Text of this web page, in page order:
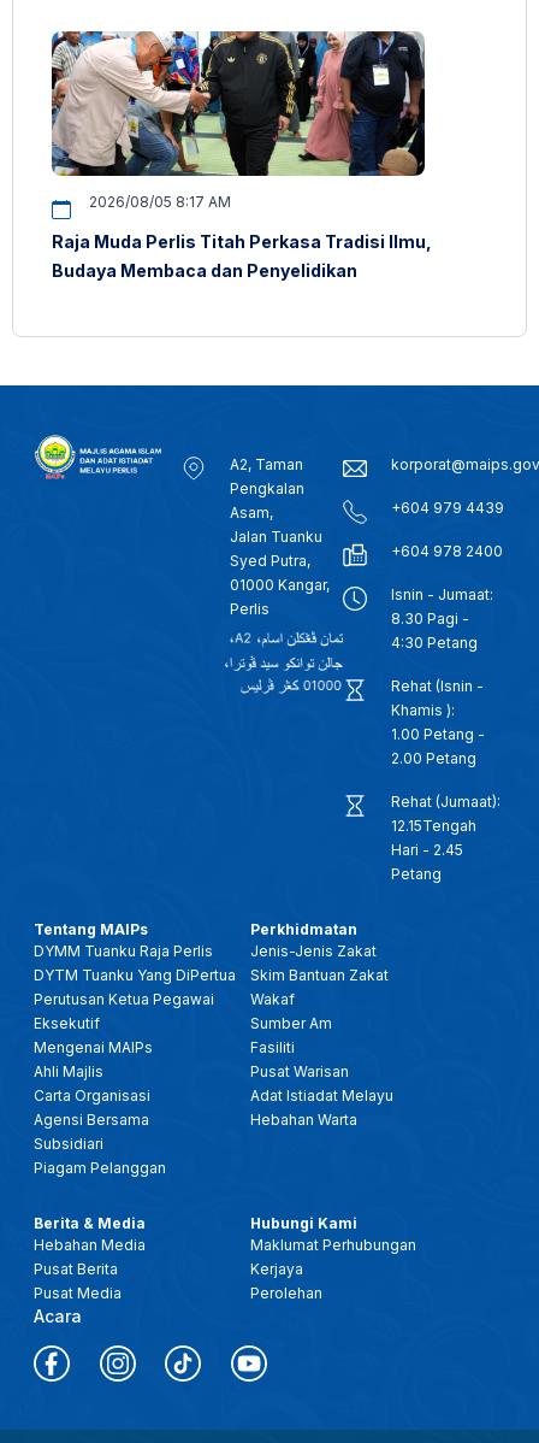
2026/08/05 8:17 AM
Raja Muda Perlis Titah Perkasa Tradisi Ilmu,
Budaya Membaca dan Penyelidikan
A2, Taman
Pengkalan
Asam,
Jalan Tuanku
Syed Putra,
01000 Kangar,
Perlis
+604 979 4439
+604 978 2400
Isnin - Jumaat:
8.30 Pagi -
4:30 Petang
Rehat (Isnin -
Khamis ):
1.00 Petang -
2.00 Petang
Rehat (Jumaat):
12.15Tengah
Hari - 2.45
Petang
Tentang MAIPs
DYMM Tuanku Raja Perlis
DYTM Tuanku Yang DiPertua
Perutusan Ketua Pegawai
Eksekutif
Mengenai MAIPs
Ahli Majlis
Carta Organisasi
Agensi Bersama
Subsidiari
Piagam Pelanggan
Perkhidmatan
Jenis-Jenis Zakat
Skim Bantuan Zakat
Wakaf
Sumber Am
Fasiliti
Pusat Warisan
Adat Istiadat Melayu
Hebahan Warta
Berita & Media
Hebahan Media
Pusat Berita
Pusat Media
Acara
Hubungi Kami
Maklumat Perhubungan
Kerjaya
Perolehan